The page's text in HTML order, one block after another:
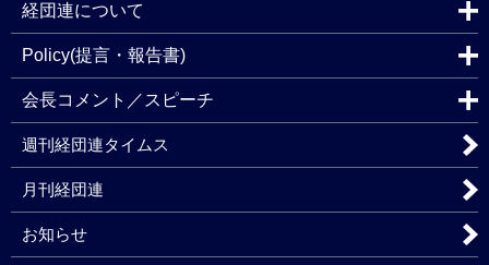
経団連について
Policy(提言・報告書)
会長コメント／スピーチ
週刊経団連タイムス
月刊経団連
お知らせ